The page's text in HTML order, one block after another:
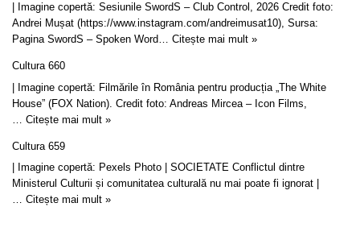
| Imagine copertă: Sesiunile SwordS – Club Control, 2026 Credit foto:
Andrei Mușat (https://www.instagram.com/andreimusat10), Sursa:
Pagina SwordS – Spoken Word… Citește mai mult »
Cultura 660
| Imagine copertă: Filmările în România pentru producția „The White
House” (FOX Nation). Credit foto: Andreas Mircea – Icon Films,
Citește mai mult »
Cultura 659
| Imagine copertă: Pexels Photo | SOCIETATE Conflictul dintre
Ministerul Culturii și comunitatea culturală nu mai poate fi ignorat |
… Citește mai mult »